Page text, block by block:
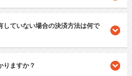
していない場合の決済方法は何で
りますか？